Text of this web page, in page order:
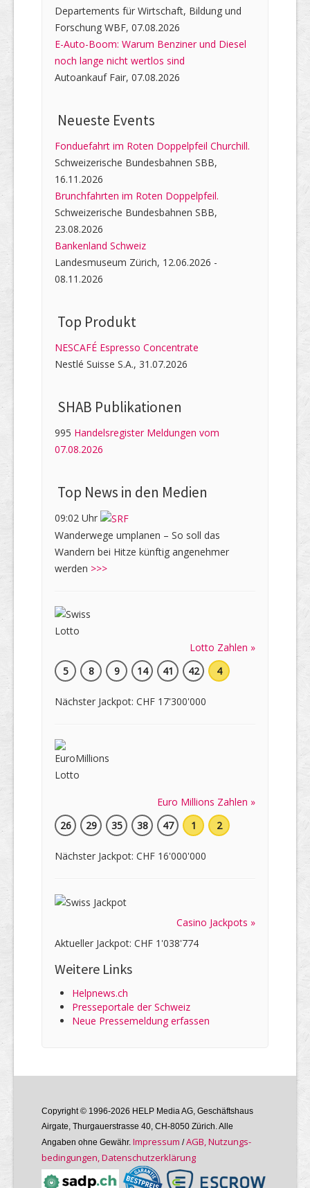
Departements für Wirtschaft, Bildung und
Forschung WBF, 07.08.2026
E-Auto-Boom: Warum Benziner und Diesel
noch lange nicht wertlos sind
Autoankauf Fair, 07.08.2026
Neueste Events
Fonduefahrt im Roten Doppelpfeil Churchill.
Schweizerische Bundesbahnen SBB,
16.11.2026
Brunchfahrten im Roten Doppelpfeil.
Schweizerische Bundesbahnen SBB,
23.08.2026
Bankenland Schweiz
Landesmuseum Zürich, 12.06.2026 -
08.11.2026
Top Produkt
NESCAFÉ Espresso Concentrate
Nestlé Suisse S.A., 31.07.2026
SHAB Publi­kati­onen
995 Handelsregister Meldungen vom
07.08.2026
Top News in den Medien
09:02 Uhr
Wanderwege umplanen – So soll das
Wandern bei Hitze künftig angenehmer
werden >>>
Lotto Zahlen »
5
8 9 14 41 42 4
Nächster Jackpot: CHF 17'300'000
Euro Millions Zahlen »
26
29 35 38 47 1 2
Nächster Jackpot: CHF 16'000'000
Casino Jackpots »
Aktueller Jackpot: CHF 1'038'774
Weitere Links
Helpnews.ch
Presseportale der Schweiz
Neue Pressemeldung erfassen
Copyright © 1996-2026 HELP Media AG, Geschäftshaus
Airgate, Thurgauer­strasse 40, CH-8050 Zürich. Alle
Angaben ohne Gewähr. Im­pres­sum /AGB, Nutzungs­
bedin­gungen, Daten­schutz­er­klärung